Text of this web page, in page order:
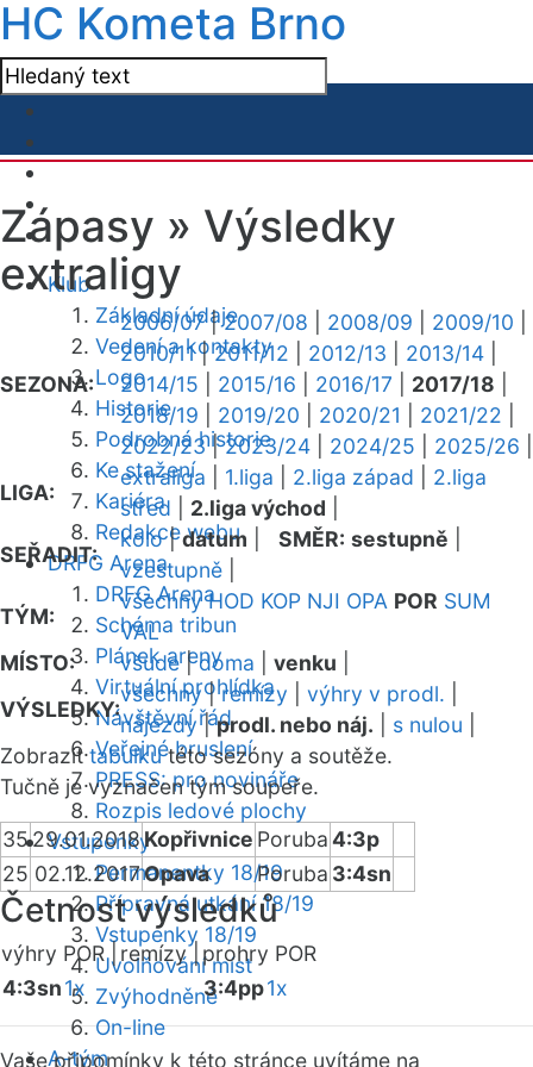
HC Kometa Brno
Klub
Základní údaje
Vedení a kontakty
Logo
Historie
Podrobná historie
Ke stažení
Kariéra
Redakce webu
DRFG Arena
DRFG Arena
Schéma tribun
Plánek areny
Virtuální prohlídka
Návštěvní řád
Veřejné bruslení
PRESS: pro novináře
Rozpis ledové plochy
Vstupenky
Permanentky 18/19
Přípravná utkání 18/19
Vstupenky 18/19
Uvolňování míst
Zvýhodněné
On-line
A-tým
Zápasy » Výsledky
extraligy
SEZONA:
2006/07|2007/08 2008/09 2009/10
2010/11|2011/12 2012/13 2013/14
2014/15
2015/16 2016/17 2017/18
2018/19
2019/20 2020/21 2021/22
2022/23|2023/24 2024/25 2025/26
LIGA:
extraliga 1.liga 2.liga západ
2.liga
střed
2.liga východ
SEŘADIT:
kolo|datum SMĚR: sestupně
vzestupně
TÝM:
všechny HOD KOP NJI OPA POR SUM
VAL
MÍSTO:
všude|doma venku
VÝSLEDKY:
všechny|remízy výhry v prodl.
nájezdy|prodl. nebo náj. s nulou
Zobrazittabulkutéto sezóny a soutěže.
Tučně je vyznačen tým soupeře.
3529.01.2018Kopřivnice Poruba4:3p
25 02.12.2017Opava Poruba 3:4sn
Četnost výsledků
výhry POR | remízy | prohry POR
4:3sn1x 3:4pp1x
Vaše připomínky k této stránce uvítáme na